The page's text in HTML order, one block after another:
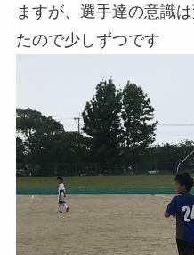
ますが、選手達の意識
たので少しずつです